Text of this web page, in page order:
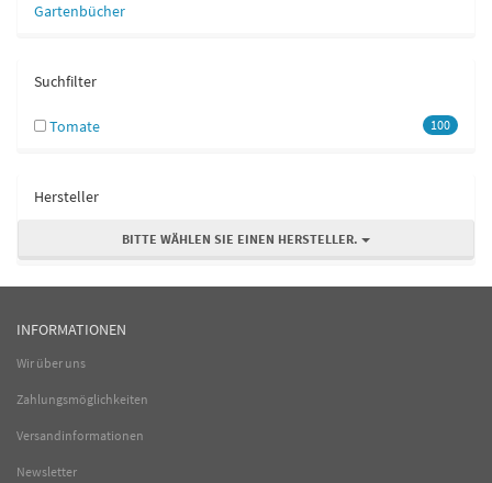
Gartenbücher
Suchfilter
100
Tomate
Hersteller
BITTE WÄHLEN SIE EINEN HERSTELLER.
INFORMATIONEN
Wir über uns
Zahlungsmöglichkeiten
Versandinformationen
Newsletter